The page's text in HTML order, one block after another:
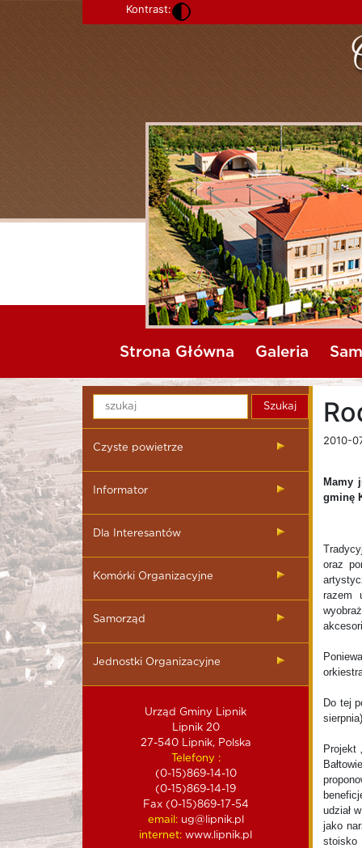
Kontrast:
Strona Główna Galeria
Czyste powietrze
Informator
Dla Interesantów
Komórki Organizacyjne
Samorząd
Jednostki Organizacyjne
Urząd Gminy Lipnik
Lipnik 20
27-540 Lipnik, Polska
Telefony :
(0-15)869-14-10
(0-15)869-14-19
Fax (0-15)869-17-54
email:ug@lipnik.pl
internet: www.lipnik.pl
2010-
Mamy
gminę
oraz
razem
Do tej
Projekt
udział
jako
stoisko